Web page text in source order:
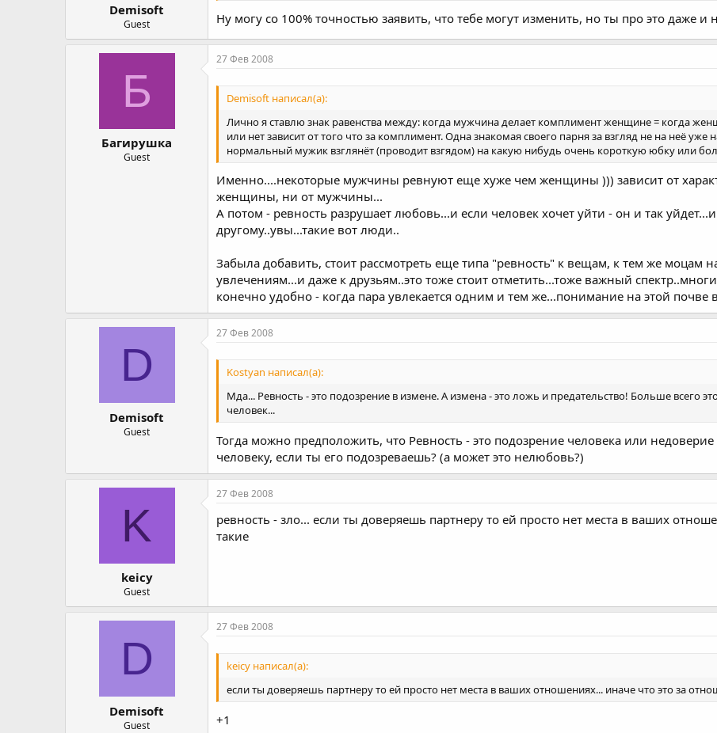
Demisoft
Guest Ну могу со 100% точностью заявить, что тебе могут изменить, но ты про это даже и
Б
Багирушка
Guest
27 Фев 2008
Demisoft написал(а):
Лично я ставлю знак равенства между: когда мужчина делает комплимент женщине = когда
или нет зависит от того что за комплимент. Одна знакомая своего парня за взгляд не на неё
нормальный мужик взглянёт (проводит взгядом) на какую нибудь очень короткую юбку или
Именно....некоторые мужчины ревнуют еще хуже чем женщины ))) зависит от
женщины, ни от мужчины...
А потом - ревность разрушает любовь...и если человек хочет уйти - он и так
другому..увы...такие вот люди..
Забыла добавить, стоит рассмотреть еще типа "ревность" к вещам, к тем же
увлечениям...и даже к друзьям..это тоже стоит отметить...тоже важный
конечно удобно - когда пара увлекается одним и тем же...понимание на этой почве
D
Demisoft
Guest
27 Фев 2008
Kostyan написал(а):
Мда... Ревность - это подозрение в измене. А измена - это ложь и предательство! Больше всего
человек...
Тогда можно предположить, что Ревность - это подозрение человека или
человеку, если ты его подозреваешь? (а может это нелюбовь?)
K
keicy
Guest
27 Фев 2008
ревность - зло... если ты доверяешь партнеру то ей просто нет места в ваших
такие
D
Demisoft
Guest
27 Фев 2008
keicy написал(а):
если ты доверяешь партнеру то ей просто нет места в ваших отношениях... иначе что это за
+1